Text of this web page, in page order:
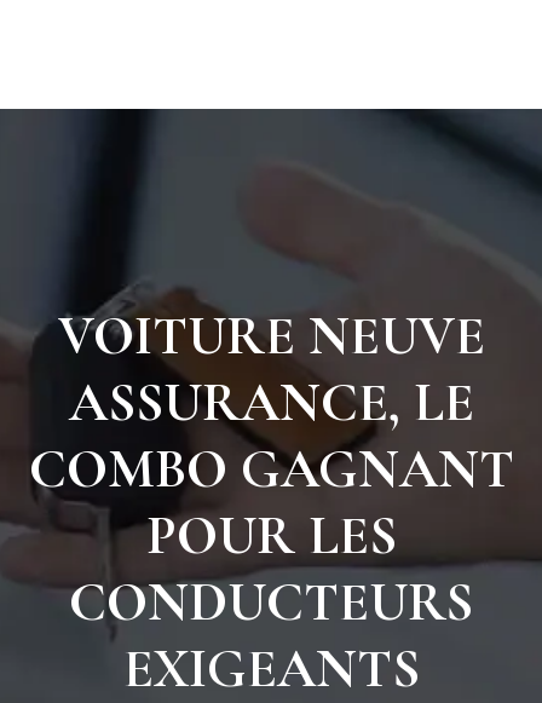
VOITURE NEUVE
ASSURANCE, LE
COMBO GAGNANT
POUR LES
CONDUCTEURS
EXIGEANTS